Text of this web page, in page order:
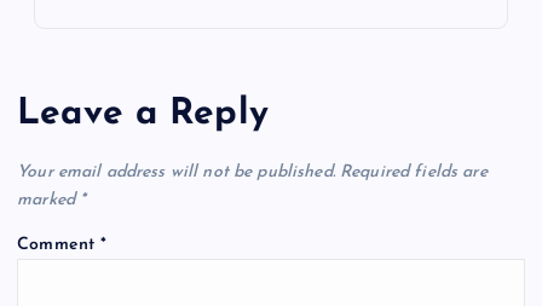
Leave a Reply
Your email address will not be published. Required fields are
marked *
Comment*